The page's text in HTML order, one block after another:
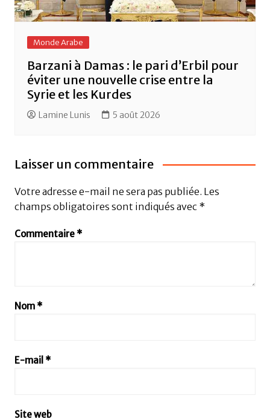
Monde Arabe
Barzani à Damas : le pari d’Erbil pour
éviter une nouvelle crise entre la
Syrie et les Kurdes
Lamine Lunis 5 août 2026
Laisser un commentaire
Votre adresse e-mail ne sera pas publiée. Les
champs obligatoires sont indiqués avec *
Commentaire *
Nom *
E-mail *
Site web